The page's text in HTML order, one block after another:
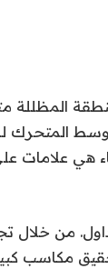
المظللة
هي
من خلال
مكاسب كبيرة